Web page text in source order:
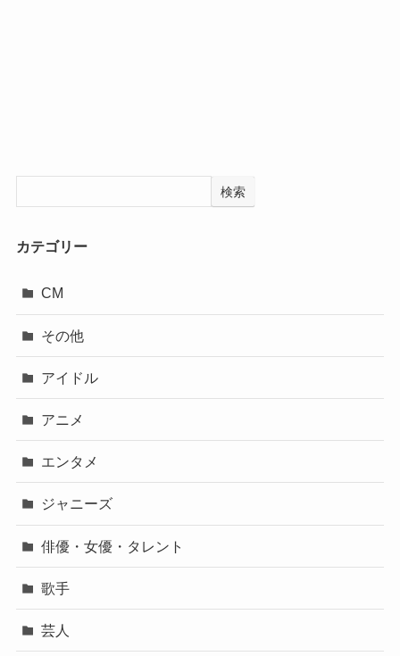
検索
カテゴリー
CM
その他
アイドル
アニメ
エンタメ
ジャニーズ
俳優・女優・タレント
歌手
芸人